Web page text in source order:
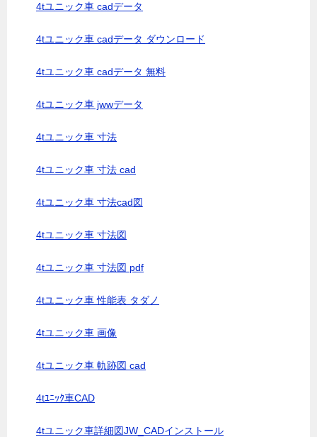
4tユニック車 cadデータ
4tユニック車 cadデータ ダウンロード
4tユニック車 cadデータ 無料
4tユニック車 jwwデータ
4tユニック車 寸法
4tユニック車 寸法 cad
4tユニック車 寸法cad図
4tユニック車 寸法図
4tユニック車 寸法図 pdf
4tユニック車 性能表 タダノ
4tユニック車 画像
4tユニック車 軌跡図 cad
4tﾕﾆｯｸ車CAD
4tユニック車詳細図JW_CADインストール